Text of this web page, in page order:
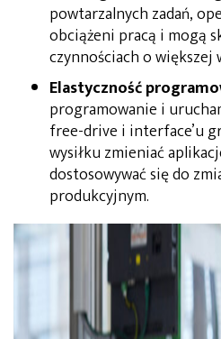
powtarzalnych zadań,
obciążeni pracą i mogą
czynnościach o większej
Elastyczność
programowanie i
free-drive i interface’u
wysiłku zmieniać
dostosowywać się do
produkcyjnym.